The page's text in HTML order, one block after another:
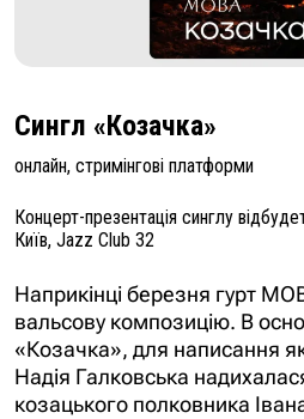
Сингл «Козачка»
онлайн, стримінгові платформи
Концерт-презентація синглу
Київ, Jazz Club 32
Наприкінці березня гурт
вальсову композицію. В
«Козачка», для написання
Надія Галковська
козацького полковника